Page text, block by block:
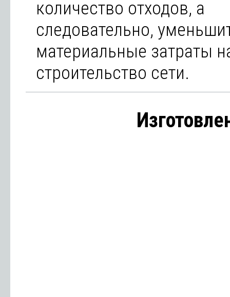
количество отходов, а
следовательно,
материальные затраты
строительство сети.